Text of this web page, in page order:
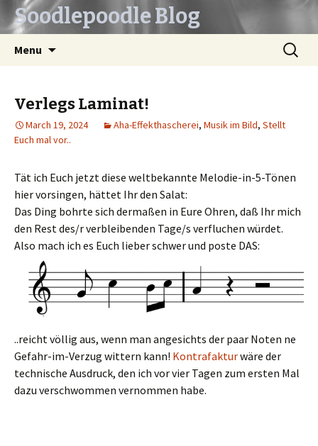
Soodlepoodle Blog
Menu
Search
for:
Verlegs Laminat!
March 19, 2024 Aha-Effekthascherei, Musik im Bild, Stellt
Euch mal vor..
Tät ich Euch jetzt diese weltbekannte Melodie-in-5-Tönen
hier vorsingen, hättet Ihr den Salat:
Das Ding bohrte sich dermaßen in Eure Ohren, daß Ihr mich
den Rest des/r verbleibenden Tage/s verfluchen würdet.
Also mach ich es Euch lieber schwer und poste DAS:
..reicht völlig aus, wenn man angesichts der paar Noten ne
Gefahr-im-Verzug wittern kann! Kontrafakturwäre der
technische Ausdruck, den ich vor vier Tagen zum ersten Mal
dazu verschwommen vernommen habe.